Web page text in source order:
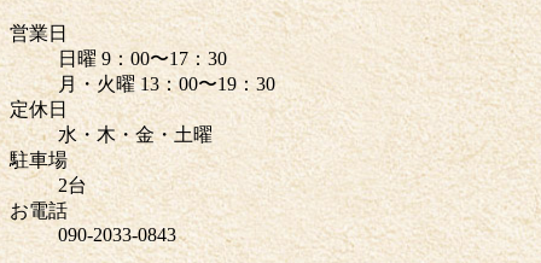
営業日
日曜 9：00〜17：30
月・火曜 13：00〜19：30
定休日
水・木・金・土曜
駐車場
2台
お電話
090-2033-0843